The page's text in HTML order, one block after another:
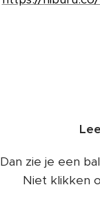
Dan zie je een
Niet klikken